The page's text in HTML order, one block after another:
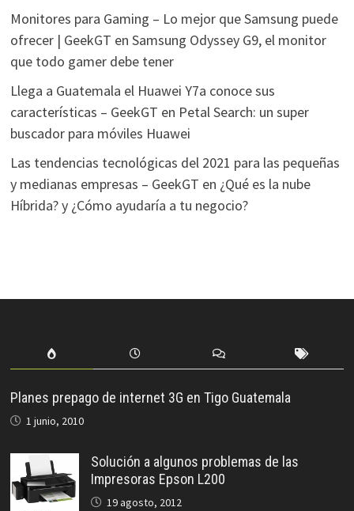
Monitores para Gaming – Lo mejor que Samsung puede
ofrecer | GeekGT en Samsung Odyssey G9, el monitor
que todo gamer debe tener
Llega a Guatemala el Huawei Y7a conoce sus
características – GeekGT en Petal Search: un super
buscador para móviles Huawei
Las tendencias tecnológicas del 2021 para las pequeñas
y medianas empresas – GeekGT en ¿Qué es la nube
Híbrida? y ¿Cómo ayudaría a tu negocio?
Planes prepago de internet 3G en Tigo Guatemala
1 junio, 2010
Solución a algunos problemas de las
Impresoras Epson L200
19 agosto, 2012